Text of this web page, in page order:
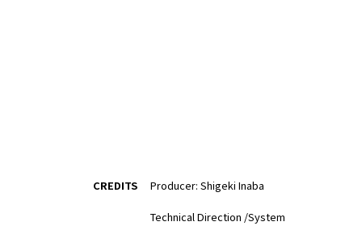
CREDITS Producer: Shigeki Inaba
Technical Direction /System